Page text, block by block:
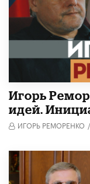
Игорь
идей.
ИГОРЬ РЕМОРЕНКО /